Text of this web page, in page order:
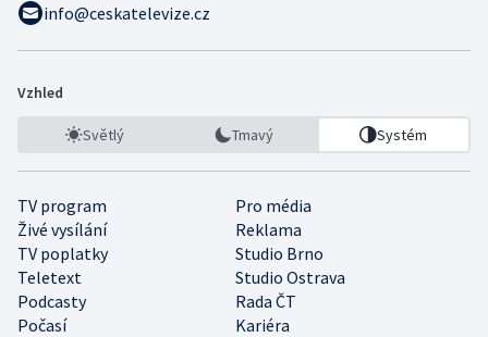
info@ceskatelevize.cz
Vzhled
Světlý Tmavý Systém
TV program
Pro média
Živé vysílání
Reklama
TV poplatky
Studio Brno
Teletext
Studio Ostrava
Podcasty
Rada ČT
Počasí
Kariéra